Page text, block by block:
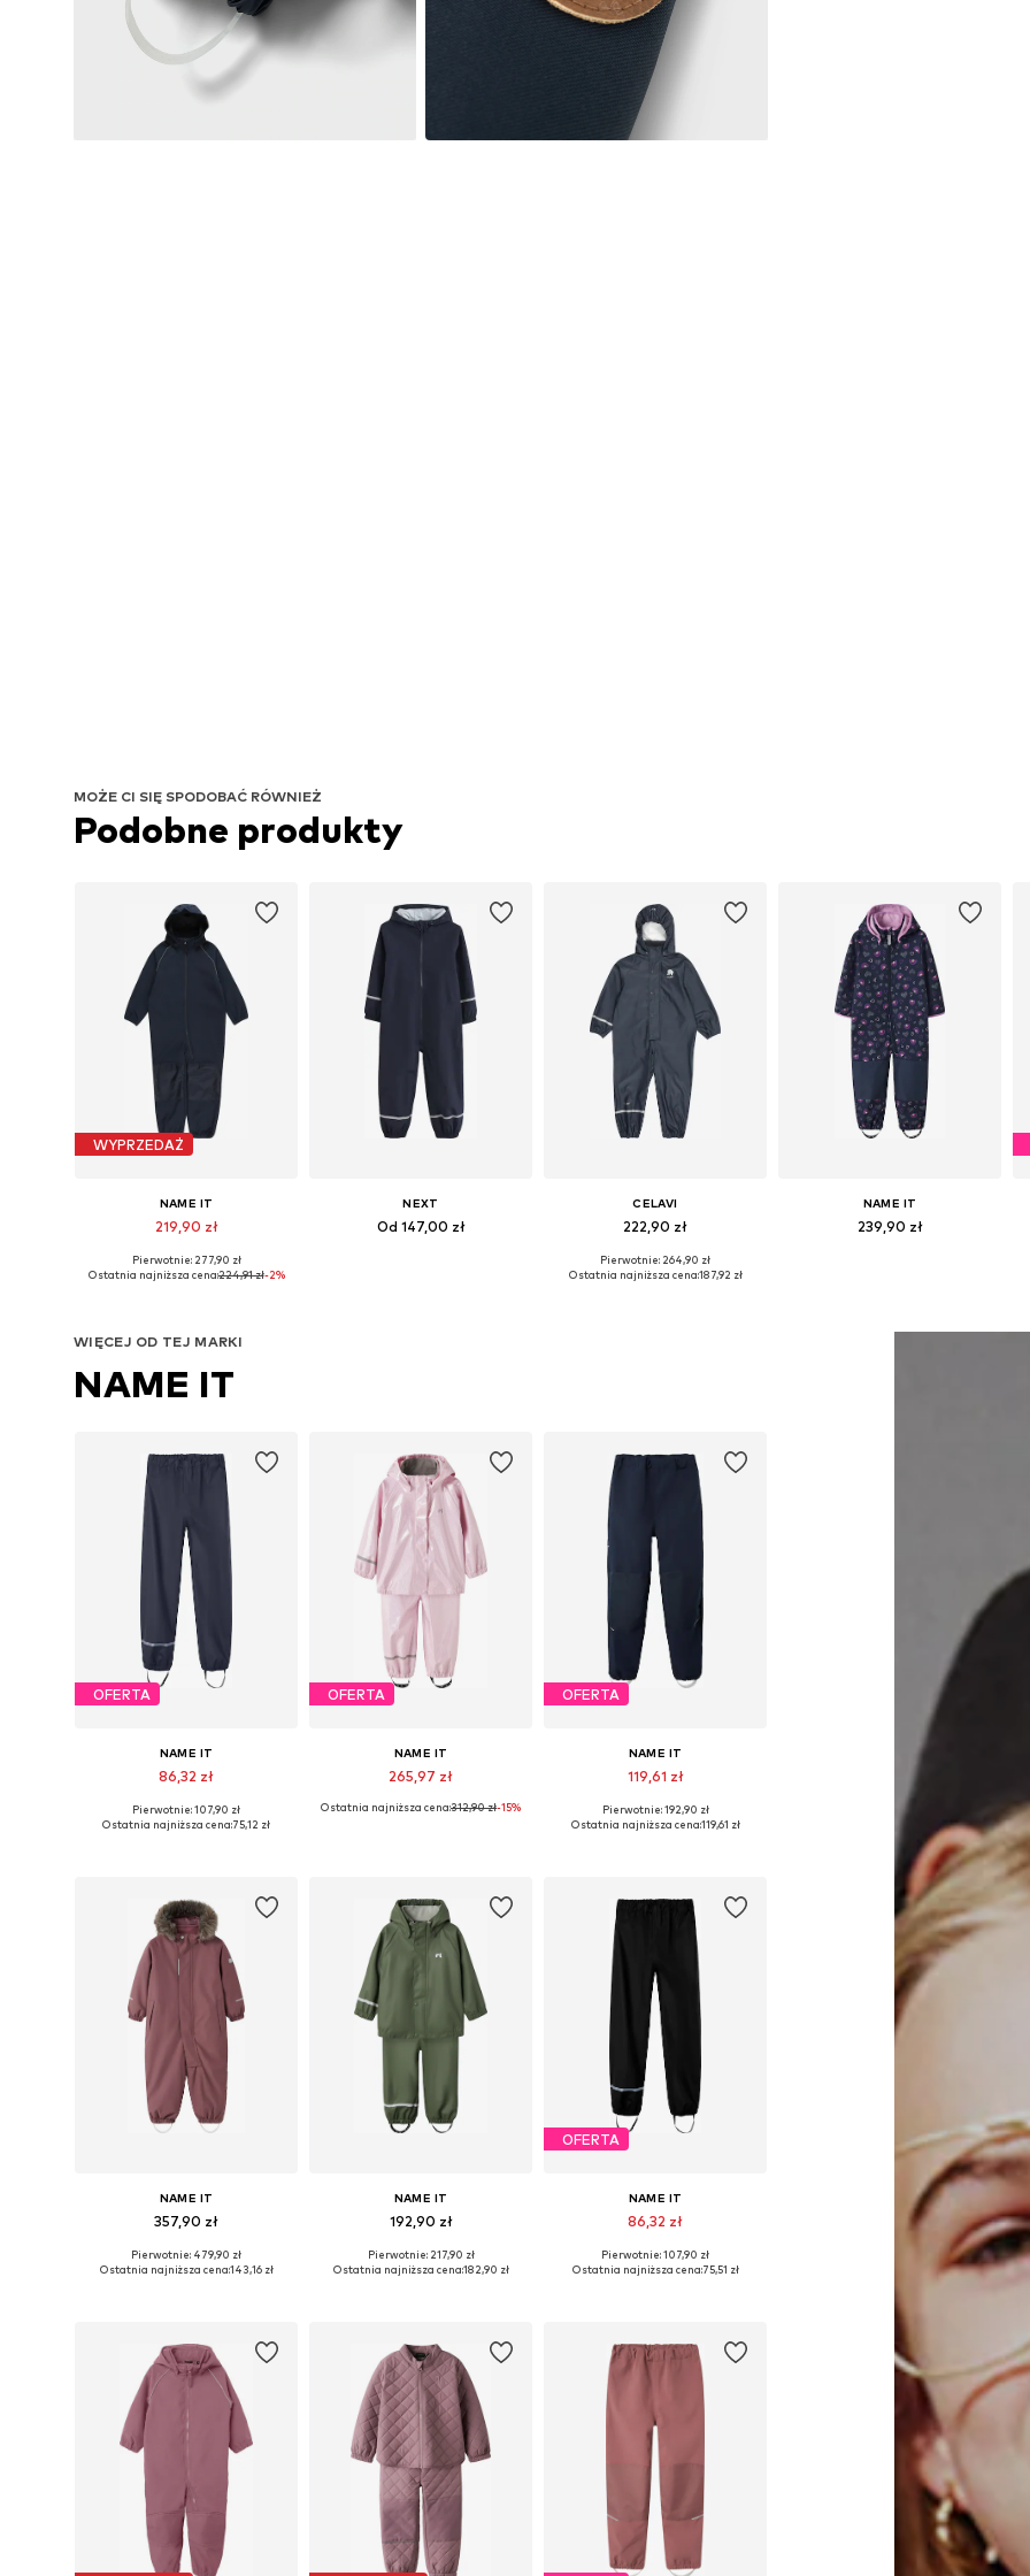
MOŻE CI SIĘ SPODOBAĆ RÓWNIEŻ
Podobne produkty
WYPRZEDAŻ
NAME IT
219,90 zł
Dostępne w różnych rozmiarach
Pierwotnie: 277,90 zł
Ostatnia najniższa cena:224,91 zł-2%
NEXT
Od 147,00 zł
CELAVI
222,90 zł
Pierwotnie: 264,90 zł
Ostatnia najniższa cena:187,92 zł
NAME IT
239,90 zł
WIĘCEJ OD TEJ MARKI
NAME IT
OFERTA
NAME IT
86,32 zł
Dostępne w różnych rozmiarach
Pierwotnie: 107,90 zł
Ostatnia najniższa cena:75,12 zł
OFERTA
NAME IT
265,97 zł
Ostatnia najniższa cena:312,90 zł-15%
OFERTA
NAME IT
119,61 zł
Dostępne w różnych rozmiarach
Pierwotnie: 192,90 zł
Ostatnia najniższa cena:119,61 zł
NAME IT
357,90 zł
Dostępne w różnych rozmiarach
Pierwotnie: 479,90 zł
Ostatnia najniższa cena:143,16 zł
NAME IT
192,90 zł
Dostępne w różnych rozmiarach
Pierwotnie: 217,90 zł
Ostatnia najniższa cena:182,90 zł
OFERTA
NAME IT
86,32 zł
Dostępne w różnych rozmiarach
Pierwotnie: 107,90 zł
Ostatnia najniższa cena:75,51 zł